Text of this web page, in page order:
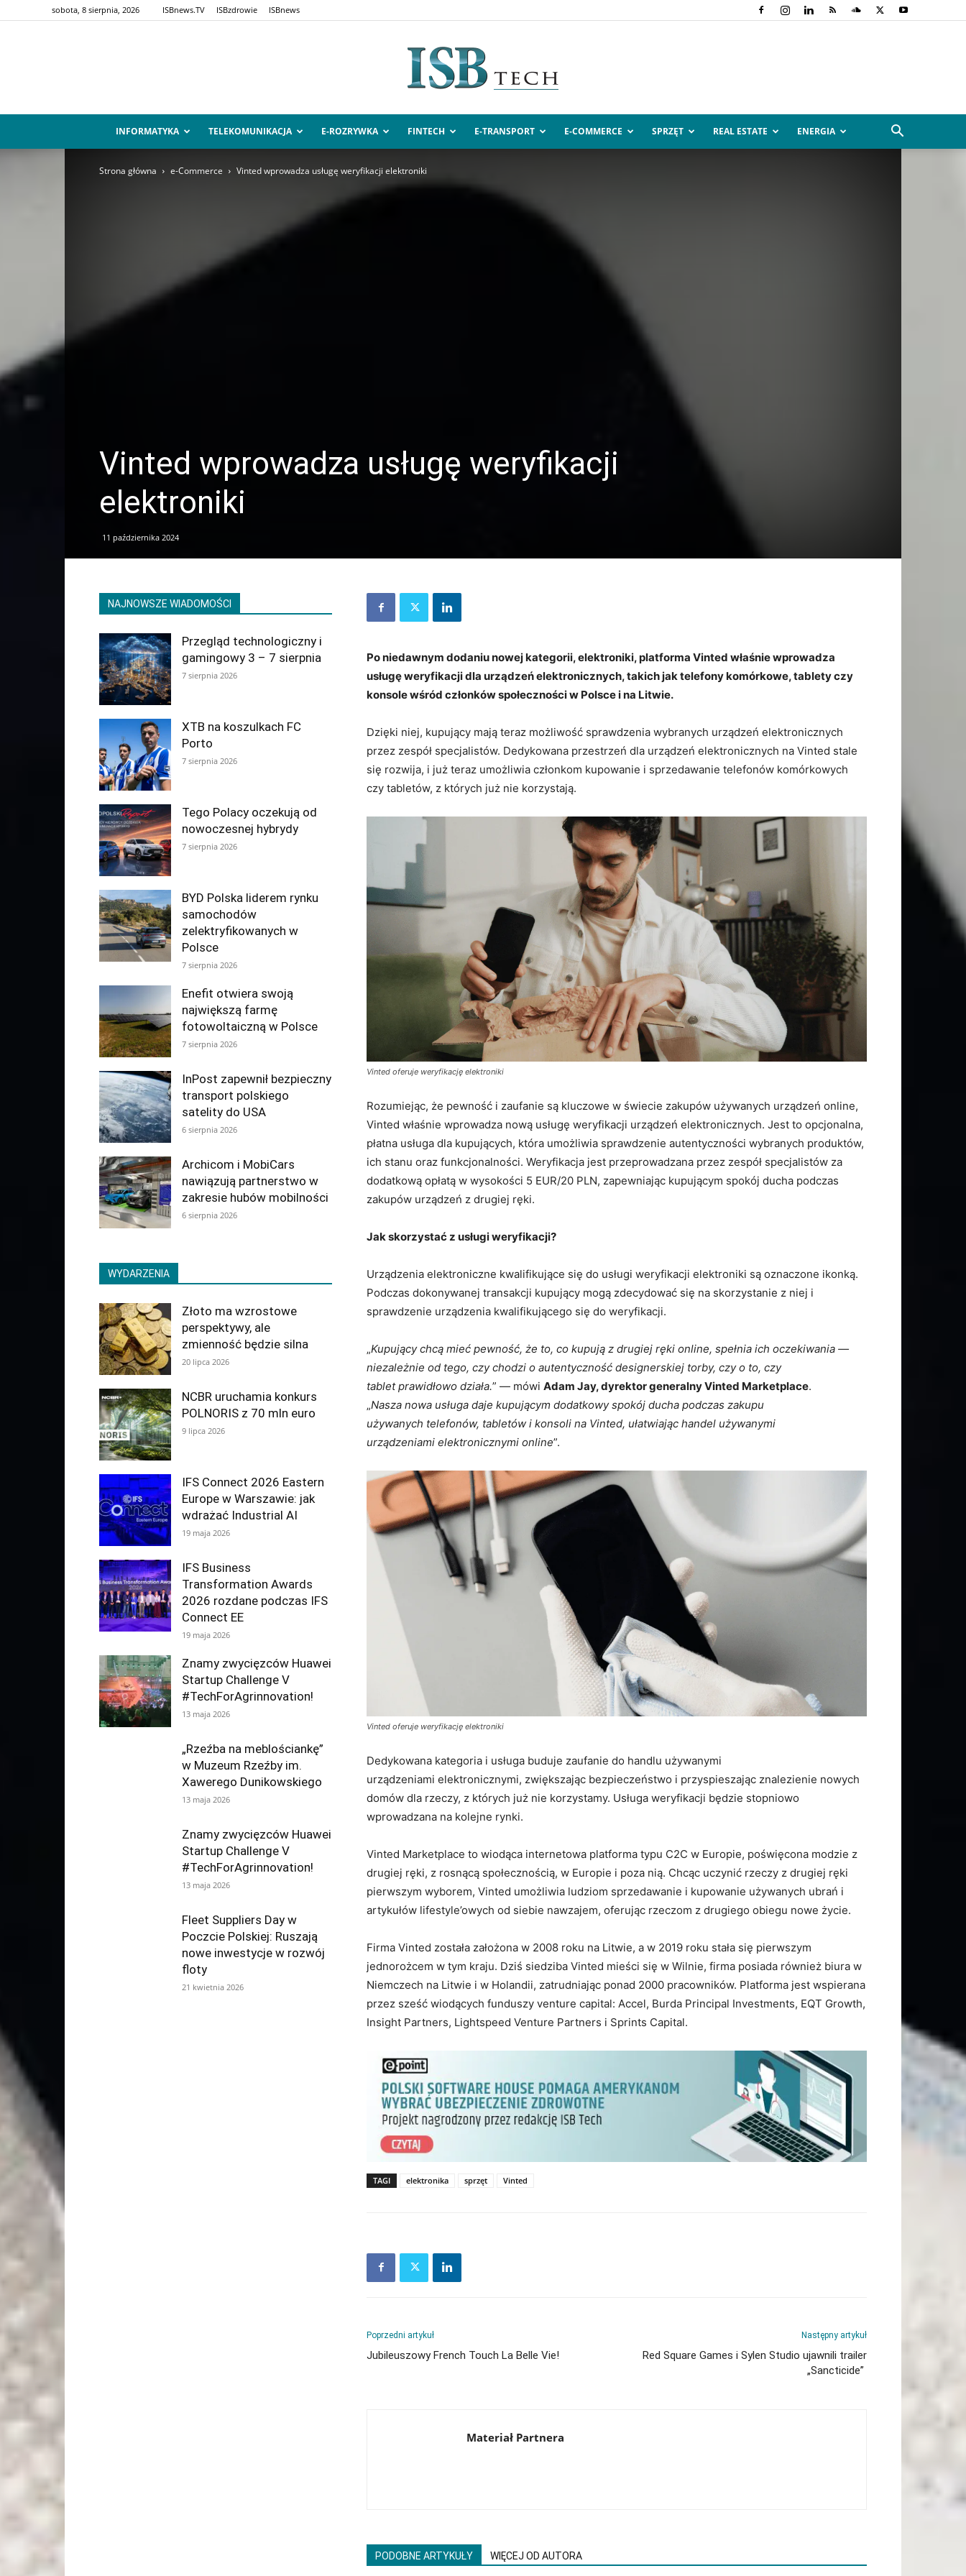
sobota, 8 sierpnia, 2026 ISBnews.TV ISBzdrowie ISBnews
ISBtech.pl
INFORMATYKA TELEKOMUNIKACJA E-ROZRYWKA FINTECH E-TRANSPORT E-COMMERCE SPRZĘT REAL ESTATE ENERGIA
Strona główna e-Commerce Vinted wprowadza usługę weryfikacji elektroniki
Vinted wprowadza usługę weryfikacji
elektroniki
11 października 2024
Po niedawnym dodaniu nowej kategorii, elektroniki, platforma Vinted właśnie wprowadza
usługę weryfikacji dla urządzeń elektronicznych, takich jak telefony komórkowe, tablety czy
konsole wśród członków społeczności w Polsce i na Litwie.
Dzięki niej, kupujący mają teraz możliwość sprawdzenia wybranych urządzeń elektronicznych
przez zespół specjalistów. Dedykowana przestrzeń dla urządzeń elektronicznych na Vinted stale
się rozwija, i już teraz umożliwia członkom kupowanie i sprzedawanie telefonów komórkowych
czy tabletów, z których już nie korzystają.
Vinted oferuje weryfikację elektroniki
Rozumiejąc, że pewność i zaufanie są kluczowe w świecie zakupów używanych urządzeń online,
Vinted właśnie wprowadza nową usługę weryfikacji urządzeń elektronicznych. Jest to opcjonalna,
płatna usługa dla kupujących, która umożliwia sprawdzenie autentyczności wybranych produktów,
ich stanu oraz funkcjonalności. Weryfikacja jest przeprowadzana przez zespół specjalistów za
dodatkową opłatą w wysokości 5 EUR/20 PLN, zapewniając kupującym spokój ducha podczas
zakupów urządzeń z drugiej ręki.
Jak skorzystać z usługi weryfikacji?
Urządzenia elektroniczne kwalifikujące się do usługi weryfikacji elektroniki są oznaczone ikonką.
Podczas dokonywanej transakcji kupujący mogą zdecydować się na skorzystanie z niej i
sprawdzenie urządzenia kwalifikującego się do weryfikacji.
„Kupujący chcą mieć pewność, że to, co kupują z drugiej ręki online, spełnia ich oczekiwania —
niezależnie od tego, czy chodzi o autentyczność designerskiej torby, czy o to, czy
tablet prawidłowo działa.” — mówi Adam Jay, dyrektor generalny Vinted Marketplace.
„Nasza nowa usługa daje kupującym dodatkowy spokój ducha podczas zakupu
używanych telefonów, tabletów i konsoli na Vinted, ułatwiając handel używanymi
urządzeniami elektronicznymi online”.
Vinted oferuje weryfikację elektroniki
Dedykowana kategoria i usługa buduje zaufanie do handlu używanymi
urządzeniami elektronicznymi, zwiększając bezpieczeństwo i przyspieszając znalezienie nowych
domów dla rzeczy, z których już nie korzystamy. Usługa weryfikacji będzie stopniowo
wprowadzana na kolejne rynki.
Vinted Marketplace to wiodąca internetowa platforma typu C2C w Europie, poświęcona modzie z
drugiej ręki, z rosnącą społecznością, w Europie i poza nią. Chcąc uczynić rzeczy z drugiej ręki
pierwszym wyborem, Vinted umożliwia ludziom sprzedawanie i kupowanie używanych ubrań i
artykułów lifestyle’owych od siebie nawzajem, oferując rzeczom z drugiego obiegu nowe życie.
Firma Vinted została założona w 2008 roku na Litwie, a w 2019 roku stała się pierwszym
jednorożcem w tym kraju. Dziś siedziba Vinted mieści się w Wilnie, firma posiada również biura w
Niemczech na Litwie i w Holandii, zatrudniając ponad 2000 pracowników. Platforma jest wspierana
przez sześć wiodących funduszy venture capital: Accel, Burda Principal Investments, EQT Growth,
Insight Partners, Lightspeed Venture Partners i Sprints Capital.
TAGI elektronika sprzęt Vinted
Poprzedni artykuł
Jubileuszowy French Touch La Belle Vie!
Następny artykuł
Red Square Games i Sylen Studio ujawnili trailer
„Sancticide”
Materiał Partnera
PODOBNE ARTYKUŁY WIĘCEJ OD AUTORA
NAJNOWSZE WIADOMOŚCI
Przegląd technologiczny i
gamingowy 3 – 7 sierpnia
7 sierpnia 2026
XTB na koszulkach FC
Porto
7 sierpnia 2026
Tego Polacy oczekują od
nowoczesnej hybrydy
7 sierpnia 2026
BYD Polska liderem rynku
samochodów
zelektryfikowanych w
Polsce
7 sierpnia 2026
Enefit otwiera swoją
największą farmę
fotowoltaiczną w Polsce
7 sierpnia 2026
InPost zapewnił bezpieczny
transport polskiego
satelity do USA
6 sierpnia 2026
Archicom i MobiCars
nawiązują partnerstwo w
zakresie hubów mobilności
6 sierpnia 2026
WYDARZENIA
Złoto ma wzrostowe
perspektywy, ale
zmienność będzie silna
20 lipca 2026
NCBR uruchamia konkurs
POLNORIS z 70 mln euro
9 lipca 2026
IFS Connect 2026 Eastern
Europe w Warszawie: jak
wdrażać Industrial AI
19 maja 2026
IFS Business
Transformation Awards
2026 rozdane podczas IFS
Connect EE
19 maja 2026
Znamy zwycięzców Huawei
Startup Challenge V
#TechForAgrinnovation!
13 maja 2026
„Rzeźba na meblościankę”
w Muzeum Rzeźby im.
Xawerego Dunikowskiego
13 maja 2026
Znamy zwycięzców Huawei
Startup Challenge V
#TechForAgrinnovation!
13 maja 2026
Fleet Suppliers Day w
Poczcie Polskiej: Ruszają
nowe inwestycje w rozwój
floty
21 kwietnia 2026